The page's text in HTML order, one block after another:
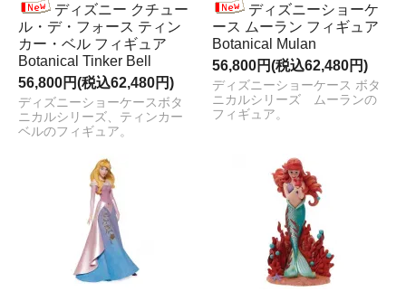
ディズニー クチュー
ル・デ・フォース ティン
カー・ベル フィギュア
Botanical Tinker Bell
56,800円(税込62,480円)
ディズニーショーケースボタ
ニカルシリーズ、ティンカー
ベルのフィギュア。
ディズニーショーケ
ース ムーラン フィギュア
Botanical Mulan
56,800円(税込62,480円)
ディズニーショーケース ボタ
ニカルシリーズ ムーランの
フィギュア。